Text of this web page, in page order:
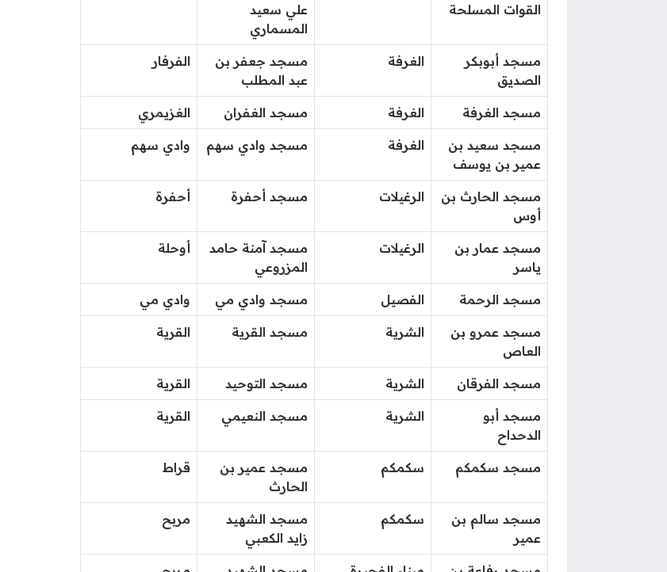
القوات المسلحة
علي سعيد
المسماري
مسجد أبوبكر
الصديق
الغرفة
مسجد جعفر بن
عبد المطلب
الفرفار
مسجد الغرفة الغرفة مسجد الغفران الغزيمري
مسجد سعيد بن
عمير بن يوسف
الغرفة مسجد وادي سهم وادي سهم
مسجد الحارث بن
أوس
الرغيلات مسجد أحفرة أحفرة
مسجد عمار بن
ياسر
الرغيلات
مسجد آمنة حامد
المزروعي
أوحلة
مسجد الرحمة الفصيل مسجد وادي مي وادي مي
مسجد عمرو بن
العاص
الشرية مسجد القرية القرية
مسجد الفرقان الشرية مسجد التوحيد القرية
مسجد أبو
الدحداح
الشرية مسجد النعيمي القرية
مسجد سكمكم سكمكم
مسجد عمير بن
الحارث
قراط
مسجد سالم بن
عمير
سكمكم
مسجد الشهيد
زايد الكعبي
مربح